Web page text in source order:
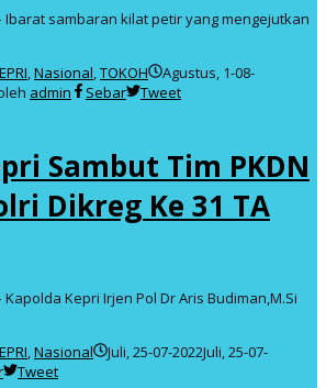
– Ibarat sambaran kilat petir yang mengejutkan
,Nasional,TOKOH
Agustus, 1-08-
admin Sebar Tweet
Sambut Tim PKDN
Dikreg Ke 31 TA
Kapolda Kepri Irjen Pol Dr Aris Budiman,M.Si
,Nasional Juli, 25-07-2022Juli, 25-07-
Tweet